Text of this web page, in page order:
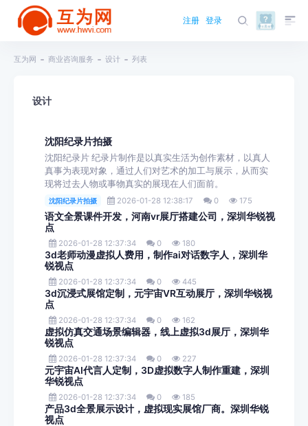
注册 登录
互为网 商业咨询服务 设计 列表
设计
沈阳纪录片拍摄
沈阳纪录片 纪录片制作是以真实生活为创作素材，以真人
真事为表现对象，通过人们对艺术的加工与展示，从而实
现将过去人物或事物真实的展现在人们面前。
沈阳纪录片拍摄 2026-01-28 12:38:17 0 175
语文全景课件开发，河南vr展厅搭建公司，深圳华锐视
点
2026-01-28 12:37:34 0 180
3d老师动漫虚拟人费用，制作ai对话数字人，深圳华
锐视点
2026-01-28 12:37:34 0 445
3d沉浸式展馆定制，元宇宙VR互动展厅，深圳华锐视
点
2026-01-28 12:37:34 0 162
虚拟仿真交通场景编辑器，线上虚拟3d展厅，深圳华
锐视点
2026-01-28 12:37:34 0 227
元宇宙AI代言人定制，3D虚拟数字人制作重建，深圳
华锐视点
2026-01-28 12:37:34 0 185
产品3d全景展示设计，虚拟现实展馆厂商。深圳华锐
视点